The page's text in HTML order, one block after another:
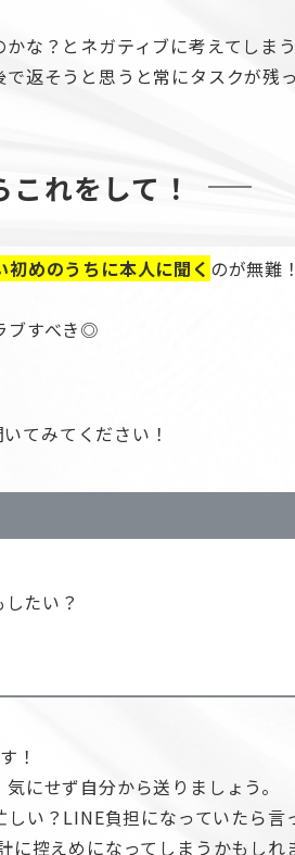
な？とネガティブに考えてしま
返そうと思うと常にタスクが
れをして！
めのうちに本人に聞く のが無難
ブすべき◎
てみてください！
たい？
！
にせず自分から送りましょう。
い？LINE負担になっていたら言
控えめになってしまうかもしれ